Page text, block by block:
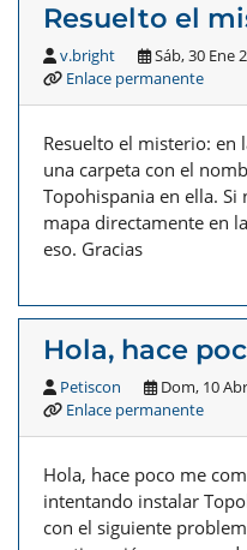
Resuelto el
v.bright
Sáb, 30 Ene
Enlace permanente
Resuelto el misterio: en
una carpeta con el
Topohispania en ella. Si
mapa directamente en
eso. Gracias
Hola, hace
Petiscon
Dom, 10
Enlace permanente
Hola, hace poco me
intentando instalar
con el siguiente